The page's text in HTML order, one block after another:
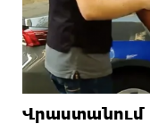
Վրաստանում